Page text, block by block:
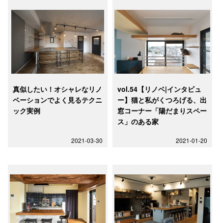
真似したい！オシャレなリノ
ベーションでよく見るテクニ
ック実例
2021-03-30
vol.54【リノベ|インタビュ
ー】猫と私がくつろげる、出
窓コーナー「陽だまりスペー
ス」のある家
2021-01-20